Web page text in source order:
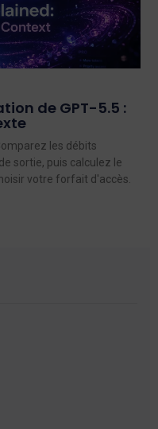
de GPT-5.5 :
les débits
sortie, puis calculez le
votre forfait d'accès.